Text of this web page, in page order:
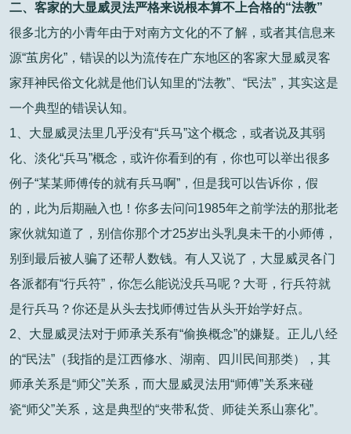
二、客家的大显威灵法严格来说根本算不上合格的“法教”
很多北方的小青年由于对南方文化的不了解，或者其信息来
源“茧房化”，错误的以为流传在广东地区的客家大显威灵客
家拜神民俗文化就是他们认知里的“法教”、“民法”，其实这是
一个典型的错误认知。
1、大显威灵法里几乎没有“兵马”这个概念，或者说及其弱
化、淡化“兵马”概念，或许你看到的有，你也可以举出很多
例子“某某师傅传的就有兵马啊”，但是我可以告诉你，假
的，此为后期融入也！你多去问问1985年之前学法的那批老
家伙就知道了，别信你那个才25岁出头乳臭未干的小师傅，
别到最后被人骗了还帮人数钱。有人又说了，大显威灵各门
各派都有“行兵符”，你怎么能说没兵马呢？大哥，行兵符就
是行兵马？你还是从头去找师傅过告从头开始学好点。
2、大显威灵法对于师承关系有“偷换概念”的嫌疑。正儿八经
的“民法”（我指的是江西修水、湖南、四川民间那类），其
师承关系是“师父”关系，而大显威灵法用“师傅”关系来碰
瓷“师父”关系，这是典型的“夹带私货、师徒关系山寨化”。